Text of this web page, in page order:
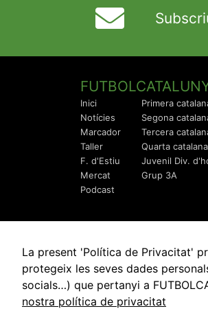
Inici
Notícies
Marcador
Taller
F. d'Estiu
Mercat
Podcast
Primera
Segona
Tercera
Quarta catalana
Juvenil Div.
Grup 3A
© 2010 - 2026
La present 'Política de Privacitat'
protegeix les seves dades
socials…) que pertanyi a
nostra política de privacitat